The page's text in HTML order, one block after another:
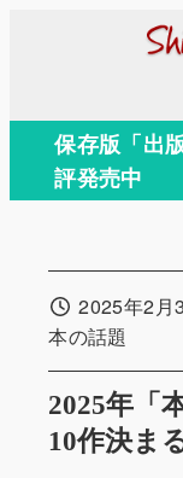
コ
テ
保存版「出
評発売中
2025年「
10作決ま
投稿日2025年2月
カテゴリー
本の話題